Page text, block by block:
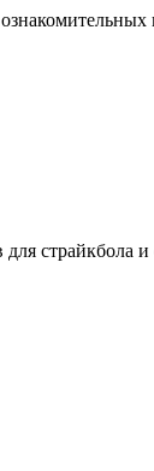
страйкбола